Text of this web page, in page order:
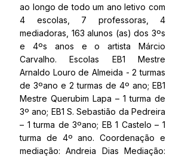
ao longo de todo um ano letivo com
4 escolas, 7 professoras, 4
mediadoras, 163 alunos (as) dos 3ºs
e 4ºs anos e o artista Márcio
Carvalho. Escolas EB1 Mestre
Arnaldo Louro de Almeida - 2 turmas
de 3ºano e 2 turmas de 4º ano; EB1
Mestre Querubim Lapa – 1 turma de
3º ano; EB1 S. Sebastião da Pedreira
– 1 turma de 3ºano; EB 1 Castelo – 1
turma de 4º ano. Coordenação e
mediação: Andreia Dias Mediação: